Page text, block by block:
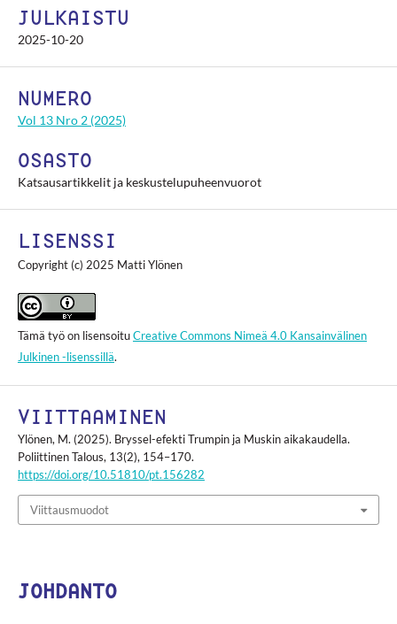
JULKAISTU
2025-10-20
NUMERO
Vol 13 Nro 2 (2025)
OSASTO
Katsausartikkelit ja keskustelupuheenvuorot
LISENSSI
Copyright (c) 2025 Matti Ylönen
Tämä työ on lisensoituCreative Commons Nimeä 4.0 Kansainvälinen
Julkinen -lisenssillä.
VIITTAAMINEN
Ylönen, M. (2025). Bryssel-efekti Trumpin ja Muskin aikakaudella.
Poliittinen Talous, 13(2), 154–170.
https://doi.org/10.51810/pt.156282
Viittausmuodot
JOHDANTO